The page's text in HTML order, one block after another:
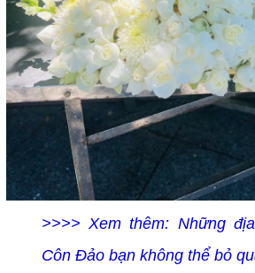
>>>> Xem thêm: Những
Côn Đảo bạn không thể bỏ